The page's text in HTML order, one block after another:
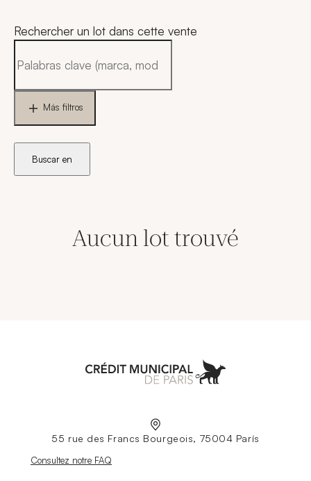
Rechercher un lot dans cette vente
Más filtros
Buscar en
Aucun lot trouvé
55 rue des Francs Bourgeois, 75004 París
Nouvelle fenêtre
Consultez notre FAQ